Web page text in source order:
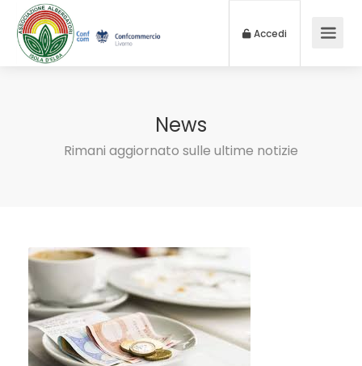
Accedi
News
Rimani aggiornato sulle ultime notizie